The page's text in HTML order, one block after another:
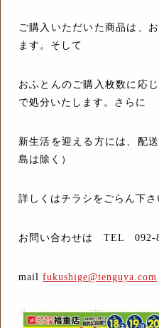
ご購入いただいた商品は、
ます。そして
おふとんのご購入枚数に応
で処分いたします。さらに
新生活を迎える方には、配
島は除く）
詳しくはチラシをごらん下さ
お問い合わせは TEL 092-
mail fukushige@tenguya.com